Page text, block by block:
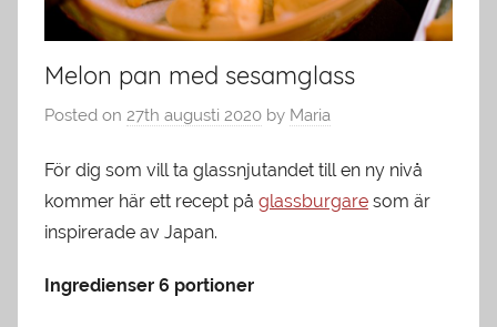
Melon pan med sesamglass
Posted on 27th augusti 2020 by Maria
För dig som vill ta glassnjutandet till en ny nivå
kommer här ett recept på glassburgare som är
inspirerade av Japan.
Ingredienser 6 portioner